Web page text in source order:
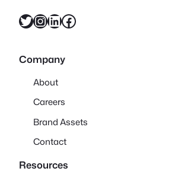
X InstagramLinkedIn Facebook
Company
About
Careers
Brand Assets
Contact
Resources